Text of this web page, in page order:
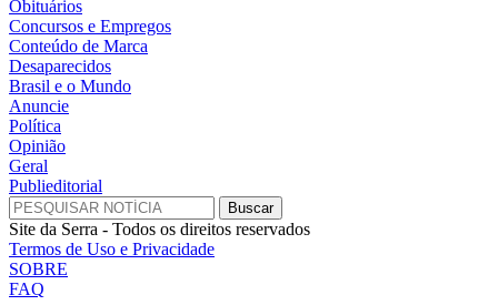
Obituários
Concursos e Empregos
Conteúdo de Marca
Desaparecidos
Brasil e o Mundo
Anuncie
Política
Opinião
Geral
Publieditorial
Site da Serra - Todos os direitos reservados
Termos de Uso e Privacidade
SOBRE
FAQ